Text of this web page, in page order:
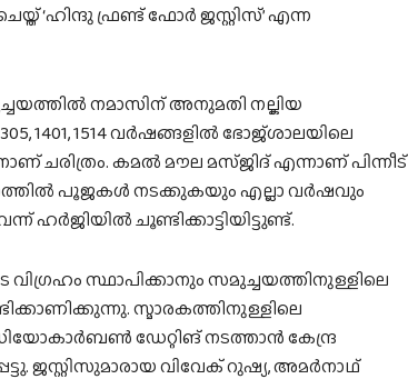
‘ഹിന്ദു ഫ്രണ്ട് ഫോര്‍ ജസ്റ്റിസ്’ എന്ന
നമാസിന് അനുമതി നല്കിയ
1514 വര്‍ഷങ്ങളില്‍ ഭോജ്ശാലയിലെ
ചരിത്രം. കമല്‍ മൗല മസ്ജിദ് എന്നാണ് പിന്നീട്
പൂജകള്‍ നടക്കുകയും എല്ലാ വര്‍ഷവും
ചൂണ്ടിക്കാട്ടിയിട്ടുണ്ട്.
സ്ഥാപിക്കാനും സമുച്ചയത്തിനുള്ളിലെ
സ്മാരകത്തിനുള്ളിലെ
ഡേറ്റിങ് നടത്താന്‍ കേന്ദ്ര
ജസ്റ്റിസുമാരായ വിവേക് റുഷ്യ, അമര്‍നാഥ്